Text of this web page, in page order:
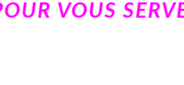
VOUS